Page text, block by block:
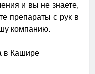
и вы не знаете,
препараты с рук в
компанию.
в Кашире